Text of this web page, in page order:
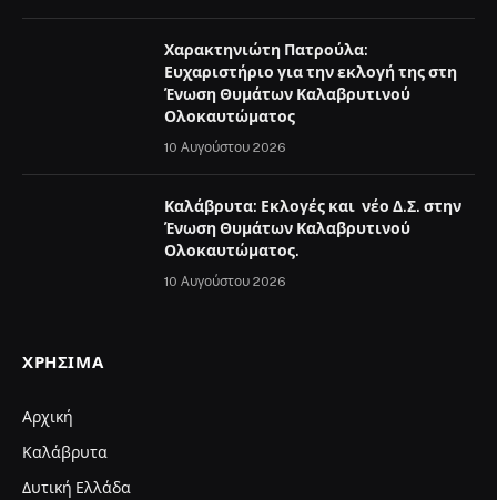
Χαρακτηνιώτη Πατρούλα:
Ευχαριστήριο για την εκλογή της στη
Ένωση Θυμάτων Καλαβρυτινού
Ολοκαυτώματος
10 Αυγούστου 2026
Καλάβρυτα: Εκλογές και νέο Δ.Σ. στην
Ένωση Θυμάτων Καλαβρυτινού
Ολοκαυτώματος.
10 Αυγούστου 2026
ΧΡΉΣΙΜΑ
Αρχική
Καλάβρυτα
Δυτική Ελλάδα